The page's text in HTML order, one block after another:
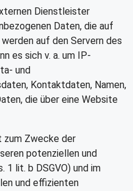
Dienstleister
Daten, die auf
auf den Servern des
es sich v. a. um IP-
und
Kontaktdaten, Namen,
die über eine Website
zum Zwecke der
potenziellen und
1 lit. b DSGVO) und im
und effizienten